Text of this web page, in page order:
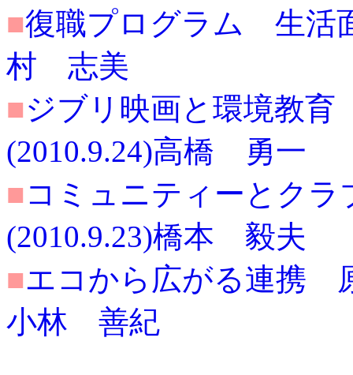
■復職プログラム 生活
村 志美
■ジブリ映画と環境教
(2010.9.24)高橋 勇一
■コミュニティーとク
(2010.9.23)橋本 毅夫
■エコから広がる連携
小林 善紀